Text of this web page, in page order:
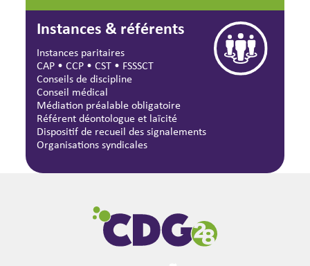
Instances & référents
Instances paritaires
CAP •CCP •CST • FSSSCT
Conseils de discipline
Conseil médical
Médiation préalable obligatoire
Référent déontologue et laïcité
Dispositif de recueil des signalements
Organisations syndicales